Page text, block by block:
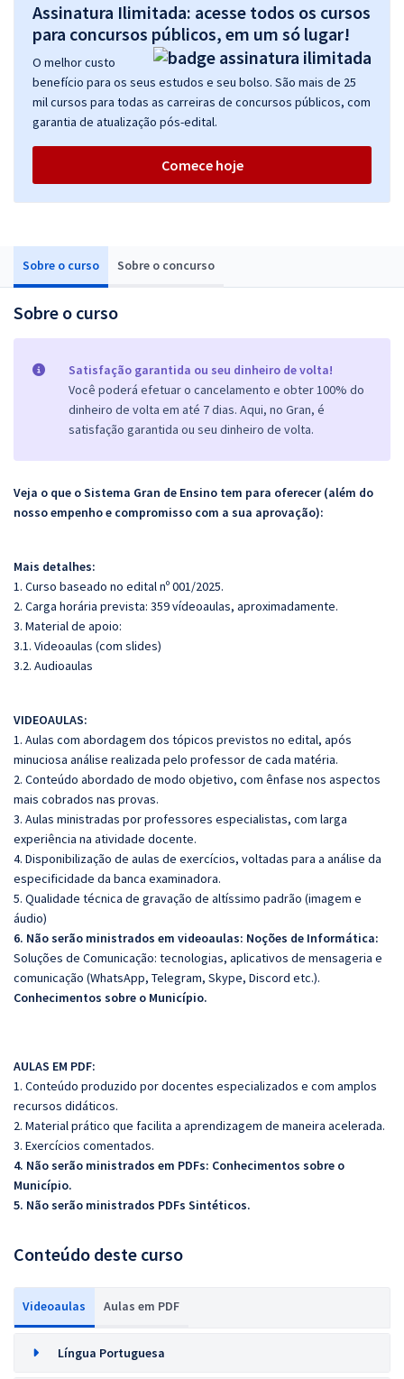
Sobre o curso Sobre o concurso
Sobre o curso
Satisfação garantida ou seu dinheiro de volta!
Você poderá efetuar o cancelamento e obter 100% do
dinheiro de volta em até 7 dias. Aqui, no Gran, é
satisfação garantida ou seu dinheiro de volta.
Veja o que o Sistema Gran de Ensino tem para oferecer (além do
nosso empenho e compromisso com a sua aprovação):
Mais detalhes:
1. Curso baseado no edital nº 001/2025.
2. Carga horária prevista: 359 vídeoaulas, aproximadamente.
3. Material de apoio:
3.1. Videoaulas (com slides)
3.2. Audioaulas
VIDEOAULAS:
1. Aulas com abordagem dos tópicos previstos no edital, após
minuciosa análise realizada pelo professor de cada matéria.
2. Conteúdo abordado de modo objetivo, com ênfase nos aspectos
mais cobrados nas provas.
3. Aulas ministradas por professores especialistas, com larga
experiência na atividade docente.
4. Disponibilização de aulas de exercícios, voltadas para a análise da
especificidade da banca examinadora.
5. Qualidade técnica de gravação de altíssimo padrão (imagem e
áudio)
6. Não serão ministrados em videoaulas: Noções de Informática:
Soluções de Comunicação: tecnologias, aplicativos de mensageria e
comunicação (WhatsApp, Telegram, Skype, Discord etc.).
Conhecimentos sobre o Município.
AULAS EM PDF:
1. Conteúdo produzido por docentes especializados e com amplos
recursos didáticos.
2. Material prático que facilita a aprendizagem de maneira acelerada.
3. Exercícios comentados.
4. Não serão ministrados em PDFs: Conhecimentos sobre o
Município.
5. Não serão ministrados PDFs Sintéticos.
Conteúdo deste curso
Videoaulas Aulas em PDF
Língua Portuguesa
Assinatura Ilimitada: acesse todos os cursos
para concursos públicos, em um só lugar!
O melhor custo
benefício para os seus estudos e seu bolso. São mais de 25
mil cursos para todas as carreiras de concursos públicos, com
garantia de atualização pós-edital.
Comece hoje